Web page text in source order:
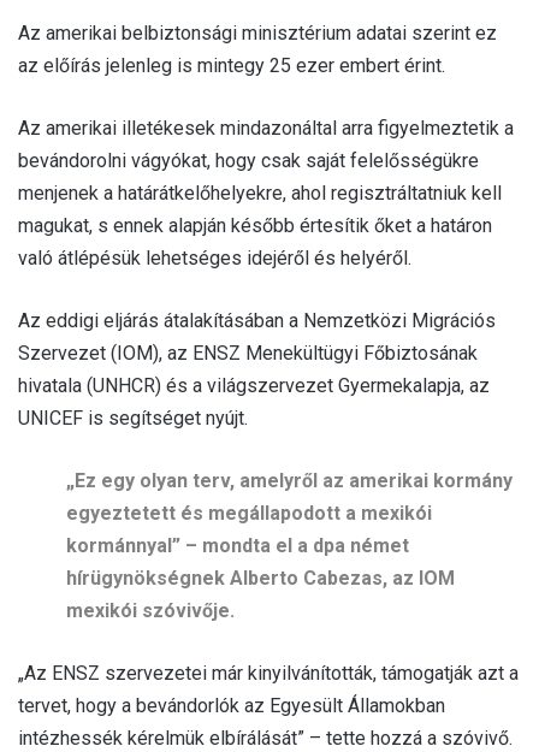
Az amerikai belbiztonsági minisztérium adatai szerint ez
az előírás jelenleg is mintegy 25 ezer embert érint.
Az amerikai illetékesek mindazonáltal arra figyelmeztetik a
bevándorolni vágyókat, hogy csak saját felelősségükre
menjenek a határátkelőhelyekre, ahol regisztráltatniuk kell
magukat, s ennek alapján később értesítik őket a határon
való átlépésük lehetséges idejéről és helyéről.
Az eddigi eljárás átalakításában a Nemzetközi Migrációs
Szervezet (IOM), az ENSZ Menekültügyi Főbiztosának
hivatala (UNHCR) és a világszervezet Gyermekalapja, az
UNICEF is segítséget nyújt.
„Ez egy olyan terv, amelyről az amerikai kormány
egyeztetett és megállapodott a mexikói
kormánnyal” – mondta el a dpa német
hírügynökségnek Alberto Cabezas, az IOM
mexikói szóvivője.
„Az ENSZ szervezetei már kinyilvánították, támogatják azt a
tervet, hogy a bevándorlók az Egyesült Államokban
intézhessék kérelmük elbírálását” – tette hozzá a szóvivő.